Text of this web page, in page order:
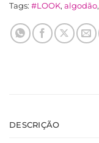
Tags: #LOOK, algodão,
DESCRIÇÃO